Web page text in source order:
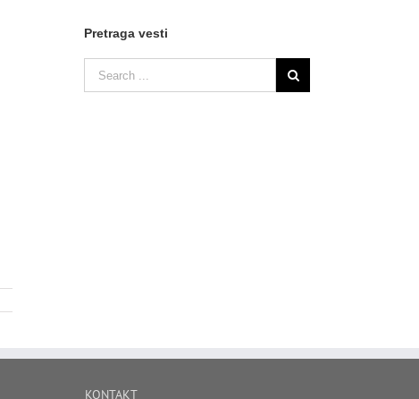
Pretraga vesti
KONTAKT